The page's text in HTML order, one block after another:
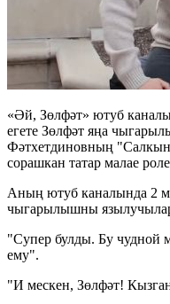
«Әй, Зөлфәт» ютуб
егете Зөлфәт яңа
Фәтхетдиновның
сорашкан татар малае
Аның ютуб каналында 2
чыгарылышны
"Супер булды. Бу чудной
ему".
"И мескен, Зөлфәт!